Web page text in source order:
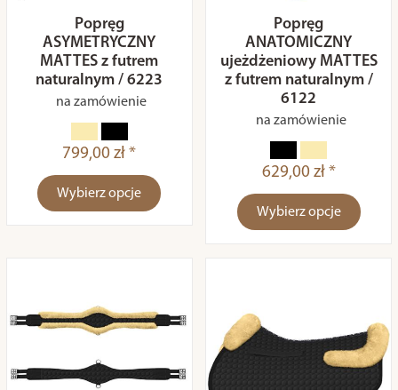
Popręg
ASYMETRYCZNY
MATTES z futrem
naturalnym / 6223
na zamówienie
799,00 zł *
Wybierz opcje
Popręg
ANATOMICZNY
ujeżdżeniowy MATTES
z futrem naturalnym /
6122
na zamówienie
629,00 zł *
Wybierz opcje